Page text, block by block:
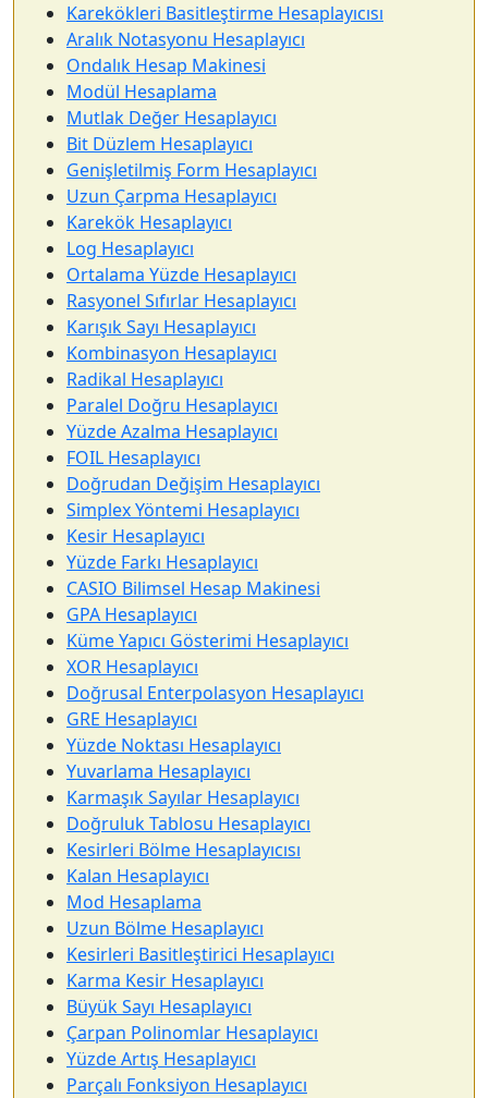
Karekökleri Basitleştirme Hesaplayıcısı
Aralık Notasyonu Hesaplayıcı
Ondalık Hesap Makinesi
Modül Hesaplama
Mutlak Değer Hesaplayıcı
Bit Düzlem Hesaplayıcı
Genişletilmiş Form Hesaplayıcı
Uzun Çarpma Hesaplayıcı
Karekök Hesaplayıcı
Log Hesaplayıcı
Ortalama Yüzde Hesaplayıcı
Rasyonel Sıfırlar Hesaplayıcı
Karışık Sayı Hesaplayıcı
Kombinasyon Hesaplayıcı
Radikal Hesaplayıcı
Paralel Doğru Hesaplayıcı
Yüzde Azalma Hesaplayıcı
FOIL Hesaplayıcı
Doğrudan Değişim Hesaplayıcı
Simplex Yöntemi Hesaplayıcı
Kesir Hesaplayıcı
Yüzde Farkı Hesaplayıcı
CASIO Bilimsel Hesap Makinesi
GPA Hesaplayıcı
Küme Yapıcı Gösterimi Hesaplayıcı
XOR Hesaplayıcı
Doğrusal Enterpolasyon Hesaplayıcı
GRE Hesaplayıcı
Yüzde Noktası Hesaplayıcı
Yuvarlama Hesaplayıcı
Karmaşık Sayılar Hesaplayıcı
Doğruluk Tablosu Hesaplayıcı
Kesirleri Bölme Hesaplayıcısı
Kalan Hesaplayıcı
Mod Hesaplama
Uzun Bölme Hesaplayıcı
Kesirleri Basitleştirici Hesaplayıcı
Karma Kesir Hesaplayıcı
Büyük Sayı Hesaplayıcı
Çarpan Polinomlar Hesaplayıcı
Yüzde Artış Hesaplayıcı
Parçalı Fonksiyon Hesaplayıcı